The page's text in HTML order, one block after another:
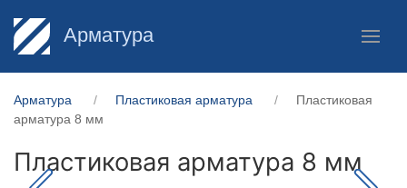
Арматура
Арматура Пластиковая арматура
Пластиковая
арматура 8 мм
Пластиковая арматура 8 мм